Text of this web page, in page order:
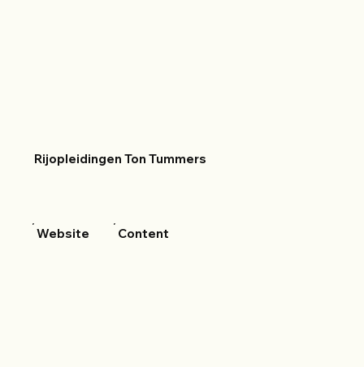
Rijopleidingen Ton Tummers
Website Content